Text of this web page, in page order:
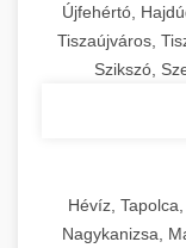
Újfehértó,
Tiszaújváros,
Szikszó,
Hévíz,
Nagykanizsa,